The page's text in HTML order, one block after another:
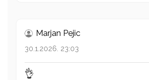
Marjan Pejic
30.1.2026. 23:03
👌